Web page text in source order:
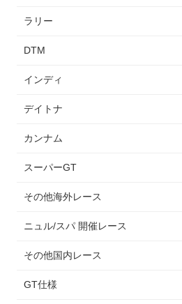
ラリー
DTM
インディ
デイトナ
カンナム
スーパーGT
その他海外レース
ニュル/スパ 開催レース
その他国内レース
GT仕様